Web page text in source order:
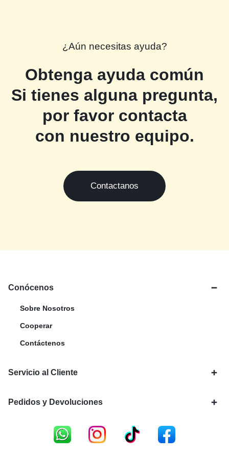
¿Aún necesitas ayuda?
Obtenga ayuda común
Si tienes alguna pregunta,
por favor contacta
con nuestro equipo.
Contactanos
Conócenos
Sobre Nosotros
Cooperar
Contáctenos
Servicio al Cliente
Pedidos y Devoluciones